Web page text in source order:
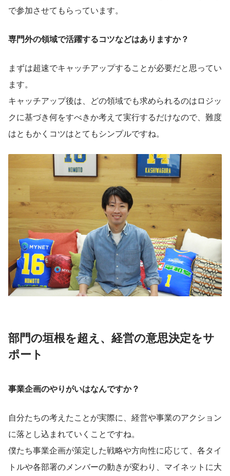
で参加させてもらっています。
専門外の領域で活躍するコツなどはありますか？
まずは超速でキャッチアップすることが必要だと思ってい
ます。
キャッチアップ後は、どの領域でも求められるのはロジッ
クに基づき何をすべきか考えて実行するだけなので、難度
はともかくコツはとてもシンプルですね。
部門の垣根を超え、経営の意思決定をサ
ポート
事業企画のやりがいはなんですか？
自分たちの考えたことが実際に、経営や事業のアクション
に落とし込まれていくことですね。
僕たち事業企画が策定した戦略や方向性に応じて、各タイ
トルや各部署のメンバーの動きが変わり、マイネットに大